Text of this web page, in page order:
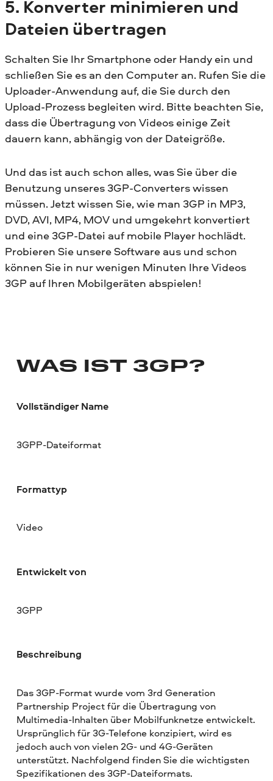
5. Konverter minimieren und
Dateien übertragen
Schalten Sie Ihr Smartphone oder Handy ein und
schließen Sie es an den Computer an. Rufen Sie die
Uploader-Anwendung auf, die Sie durch den
Upload-Prozess begleiten wird. Bitte beachten Sie,
dass die Übertragung von Videos einige Zeit
dauern kann, abhängig von der Dateigröße.
Und das ist auch schon alles, was Sie über die
Benutzung unseres 3GP-Converters wissen
müssen. Jetzt wissen Sie, wie man 3GP in MP3,
DVD, AVI, MP4, MOV und umgekehrt konvertiert
und eine 3GP-Datei auf mobile Player hochlädt.
Probieren Sie unsere Software aus und schon
können Sie in nur wenigen Minuten Ihre Videos
3GP auf Ihren Mobilgeräten abspielen!
WAS IST 3GP?
Vollständiger Name
3GPP-Dateiformat
Formattyp
Video
Entwickelt von
3GPP
Beschreibung
Das 3GP-Format wurde vom 3rd Generation
Partnership Project für die Übertragung von
Multimedia-Inhalten über Mobilfunknetze entwickelt.
Ursprünglich für 3G-Telefone konzipiert, wird es
jedoch auch von vielen 2G- und 4G-Geräten
unterstützt. Nachfolgend finden Sie die wichtigsten
Spezifikationen des 3GP-Dateiformats.